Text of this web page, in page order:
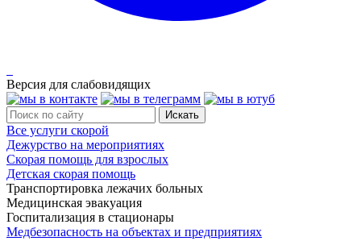
Версия для слабовидящих
Все услуги скорой
Дежурство на мероприятиях
Скорая помощь для взрослых
Детская скорая помощь
Транспортировка лежачих больных
Медицинская эвакуация
Госпитализация в стационары
Медбезопасность на объектах и предприятиях